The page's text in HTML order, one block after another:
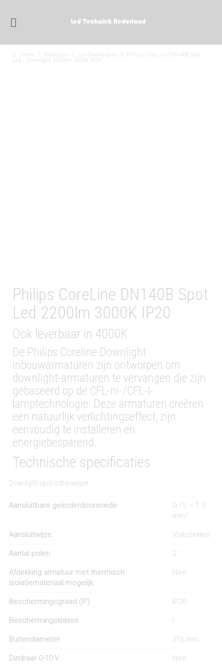
Home Producten Led DownLights
Philips CoreLine DN140B Spot
Led / Downlight 2200lm 3000K IP20
Philips CoreLine DN140B Spot
Led 2200lm 3000K IP20
Ook leverbaar in 4000K
De Philips Coreline Downlight
inbouwarmaturen zijn ontworpen om
downlight-armaturen te vervangen die zijn
gebaseerd op de CFL-ni-/CFL-I-
lamptechnologie. Deze armaturen creëren
een natuurlijk verlichtingseffect, zijn
eenvoudig te installeren en
energiebesparend.
Technische specificaties
Downlight/spot/schijnwerper
Aansluitbare geleiderdoorsnede
0.75 – 1.5
mm²
Aansluitwijze Vlakstekker
Aantal polen 2
Afdekking armatuur met thermisch
isolatiemateriaal mogelijk
Nee
Beschermingsgraad (IP) IP20
Beschermingsklasse I
Buitendiameter 216 mm
Dimbaar 0-10 V Nee